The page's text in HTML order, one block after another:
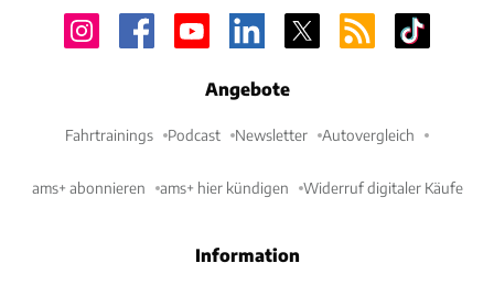
Angebote
Fahrtrainings Podcast Newsletter Autovergleich
ams+ abonnieren ams+ hier kündigen Widerruf digitaler Käufe
Information